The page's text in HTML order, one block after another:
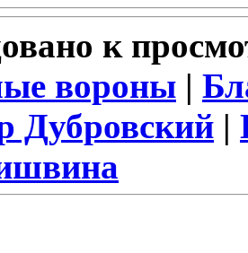
к
вороны |
Дубровский |